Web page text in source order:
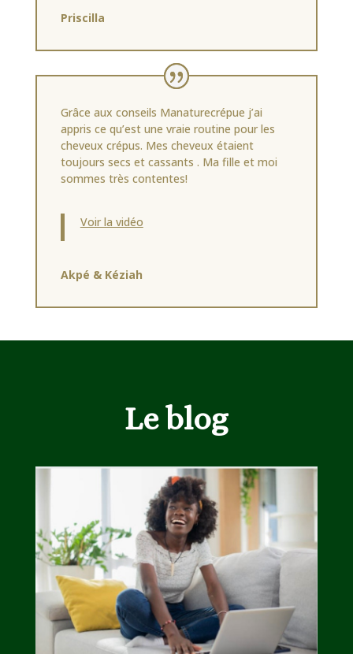
Priscilla
Grâce aux conseils Manaturecrépue j’ai
appris ce qu’est une vraie routine pour les
cheveux crépus. Mes cheveux étaient
toujours secs et cassants . Ma fille et moi
sommes très contentes!
Voir la vidéo
Akpé & Kéziah
Le blog